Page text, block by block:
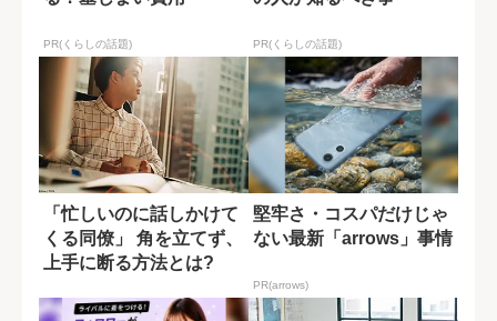
PR(くらしの話題) PR(くらしの話題)
「忙しいのに話しかけて
くる同僚」 角を立てず、
上手に断る方法とは?
堅牢さ・コスパだけじゃ
ない最新「arrows」事情
PR(arrows)